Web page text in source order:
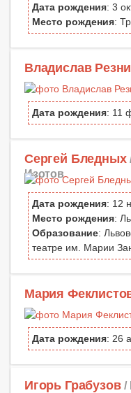
Дата рождения: 3
Место рождения:
Владислав
Дата рождения: 11
Сергей Бледных
Изотов
Дата рождения: 12
Место рождения:
Образование:
театре им. Марии
Мария
Дата рождения: 26
Игорь Грабузов /